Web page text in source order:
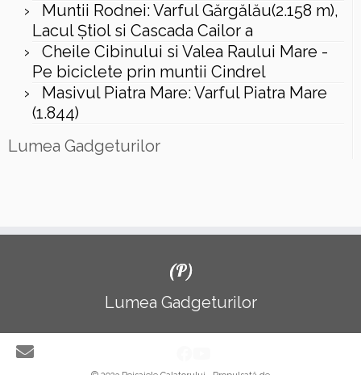
Muntii Rodnei: Varful Gărgălău(2.158 m),
Lacul Ştiol si Cascada Cailor a
Cheile Cibinului si Valea Raului Mare -
Pe biciclete prin muntii Cindrel
Masivul Piatra Mare: Varful Piatra Mare
(1.844)
Lumea Gadgeturilor
(P)
Lumea Gadgeturilor